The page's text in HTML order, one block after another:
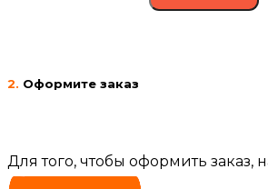
2. Оформите заказ
Для того, чтобы оформить заказ,